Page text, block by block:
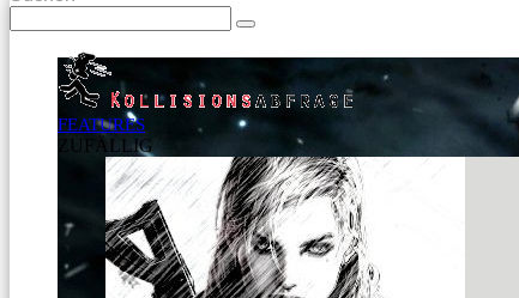
FEATURES
ZUFÄLLIG